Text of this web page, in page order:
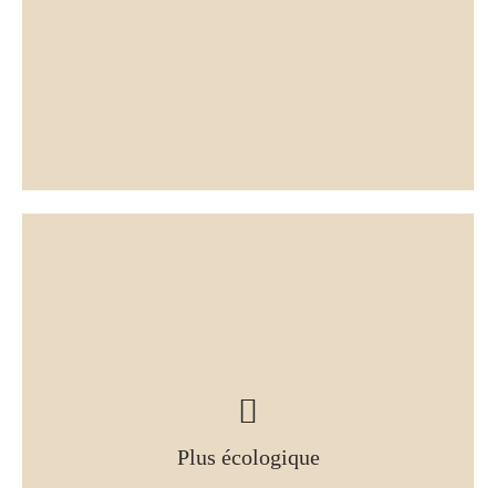
Plus écologique